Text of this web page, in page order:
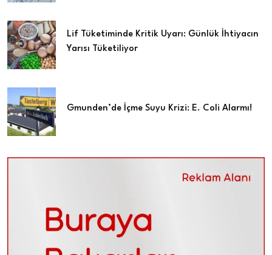
Lif Tüketiminde Kritik Uyarı: Günlük İhtiyacın
Yarısı Tüketiliyor
Gmunden’de İçme Suyu Krizi: E. Coli Alarmı!